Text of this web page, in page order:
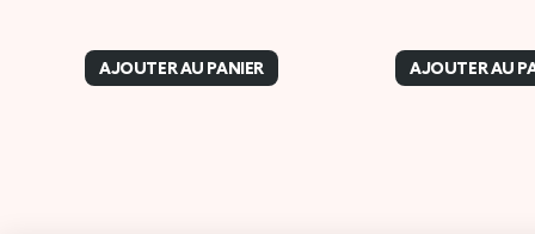
AJOUTER AU PANIER AJOUTER AU